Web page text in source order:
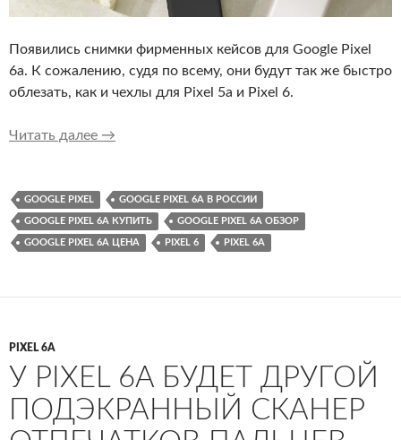
Появились снимки фирменных кейсов для Google Pixel
6a. К сожалению, судя по всему, они будут так же быстро
облезать, как и чехлы для Pixel 5a и Pixel 6.
Читать далее Вот так выглядят фирменные чехлы для
→
GOOGLE PIXEL GOOGLE PIXEL 6A В РОССИИ
GOOGLE PIXEL 6A КУПИТЬ GOOGLE PIXEL 6A ОБЗОР
GOOGLE PIXEL 6A ЦЕНА PIXEL 6 PIXEL 6A
PIXEL 6A
У PIXEL 6A БУДЕТ ДРУГОЙ
ПОДЭКРАННЫЙ СКАНЕР